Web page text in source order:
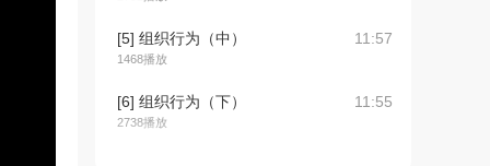
[5] 组织行为（中）
1468播放
11:57
[6] 组织行为（下）
2738播放
11:55